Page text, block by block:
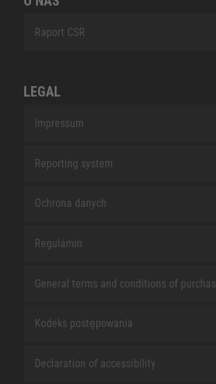
Raport CSR
LEGAL
Impressum
Reporting system
Ochrona danych
Regulamin
General terms and conditions of
Kodeks postępowania
Declaration of accessibility